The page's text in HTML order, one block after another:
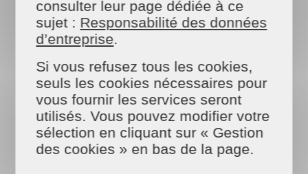
Ménage
régulier
consulter leur page dédiée à ce
sujet : Responsabilité des données
d’entreprise
Si vous refusez tous les cookies,
seuls les cookies nécessaires pour
vous fournir les services seront
utilisés. Vous pouvez modifier votre
sélection en cliquant sur « Gestion
des cookies » en bas de la page.